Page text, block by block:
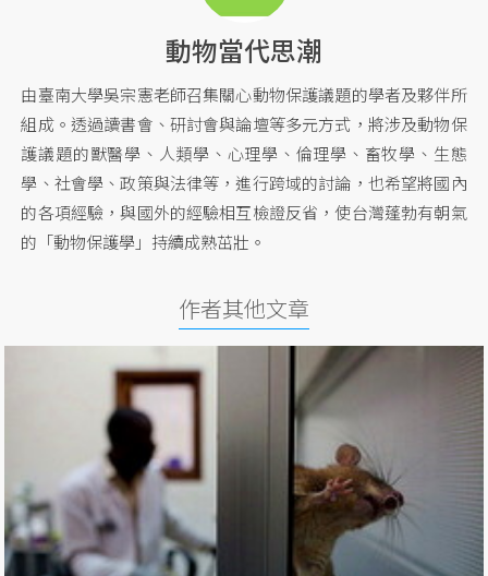
動物當代思潮
由臺南大學吳宗憲老師召集關心動物保護議題的學者及夥伴所
組成。透過讀書會、研討會與論壇等多元方式，將涉及動物保
護議題的獸醫學、人類學、心理學、倫理學、畜牧學、生態
學、社會學、政策與法律等，進行跨域的討論，也希望將國內
的各項經驗，與國外的經驗相互檢證反省，使台灣蓬勃有朝氣
的「動物保護學」持續成熟茁壯。
作者其他文章